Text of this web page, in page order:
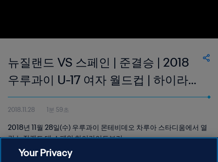
뉴질랜드 VS 스페인 | 준결승 | 2018
우루과이 U-17 여자 월드컵 | 하이라이
트
2018.11.28 1분 59초
2018년 11월 28일(수) 우루과이 몬테비데오 차루아 스타디움에서 열
린 뉴질랜드 대 스페인 하이라이트보기
Your Privacy